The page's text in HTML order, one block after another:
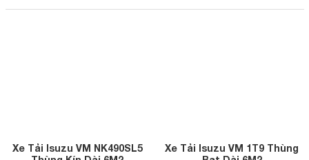
Xe Tải Isuzu VM NK490SL5
Xe Tải Isuzu VM 1T9 Thùng